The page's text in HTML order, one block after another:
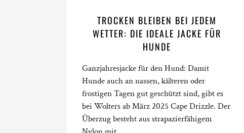
TROCKEN BLEIBEN BEI JEDEM
WETTER: DIE IDEALE JACKE FÜR
HUNDE
Ganzjahresjacke für den Hund: Damit
Hunde auch an nassen, kälteren oder
frostigen Tagen gut geschützt sind, gibt es
bei Wolters ab März 2025 Cape Drizzle. Der
Überzug besteht aus strapazierfähigem